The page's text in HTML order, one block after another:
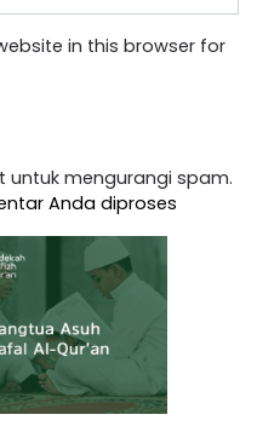
in this browser for
untuk mengurangi spam.
Anda diproses